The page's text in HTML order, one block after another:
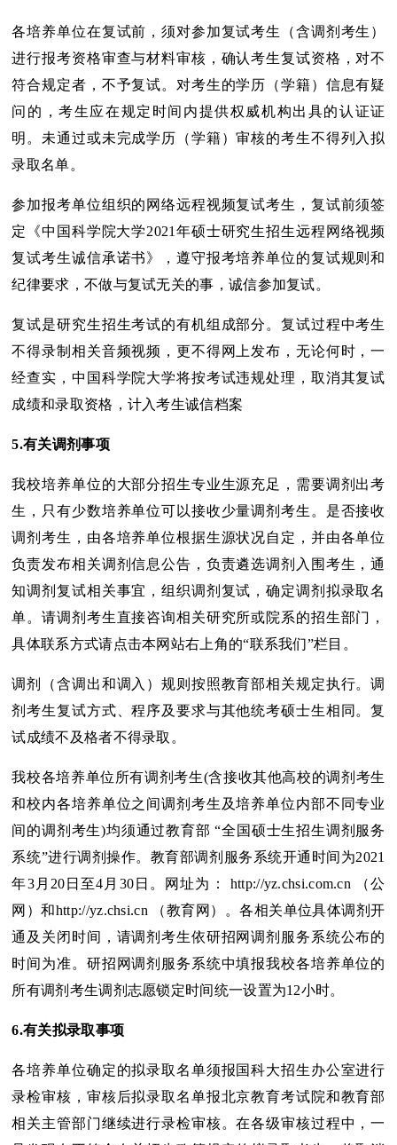
各培养单位在复试前，须对参加复试考生（含调剂考生）
进行报考资格审查与材料审核，确认考生复试资格，对不
符合规定者，不予复试。对考生的学历（学籍）信息有疑
问的，考生应在规定时间内提供权威机构出具的认证证
明。未通过或未完成学历（学籍）审核的考生不得列入拟
录取名单。
参加报考单位组织的网络远程视频复试考生，复试前须签
定《中国科学院大学2021年硕士研究生招生远程网络视频
复试考生诚信承诺书》，遵守报考培养单位的复试规则和
纪律要求，不做与复试无关的事，诚信参加复试。
复试是研究生招生考试的有机组成部分。复试过程中考生
不得录制相关音频视频，更不得网上发布，无论何时，一
经查实，中国科学院大学将按考试违规处理，取消其复试
成绩和录取资格，计入考生诚信档案
5.有关调剂事项
我校培养单位的大部分招生专业生源充足，需要调剂出考
生，只有少数培养单位可以接收少量调剂考生。是否接收
调剂考生，由各培养单位根据生源状况自定，并由各单位
负责发布相关调剂信息公告，负责遴选调剂入围考生，通
知调剂复试相关事宜，组织调剂复试，确定调剂拟录取名
单。请调剂考生直接咨询相关研究所或院系的招生部门，
具体联系方式请点击本网站右上角的“联系我们”栏目。
调剂（含调出和调入）规则按照教育部相关规定执行。调
剂考生复试方式、程序及要求与其他统考硕士生相同。复
试成绩不及格者不得录取。
我校各培养单位所有调剂考生(含接收其他高校的调剂考生
和校内各培养单位之间调剂考生及培养单位内部不同专业
间的调剂考生)均须通过教育部 “全国硕士生招生调剂服务
系统”进行调剂操作。教育部调剂服务系统开通时间为2021
年3月20日至4月30日。网址为： http://yz.chsi.com.cn （公
网）和http://yz.chsi.cn （教育网）。各相关单位具体调剂开
通及关闭时间，请调剂考生依研招网调剂服务系统公布的
时间为准。研招网调剂服务系统中填报我校各培养单位的
所有调剂考生调剂志愿锁定时间统一设置为12小时。
6.有关拟录取事项
各培养单位确定的拟录取名单须报国科大招生办公室进行
录检审核，审核后拟录取名单报北京教育考试院和教育部
相关主管部门继续进行录检审核。在各级审核过程中，一